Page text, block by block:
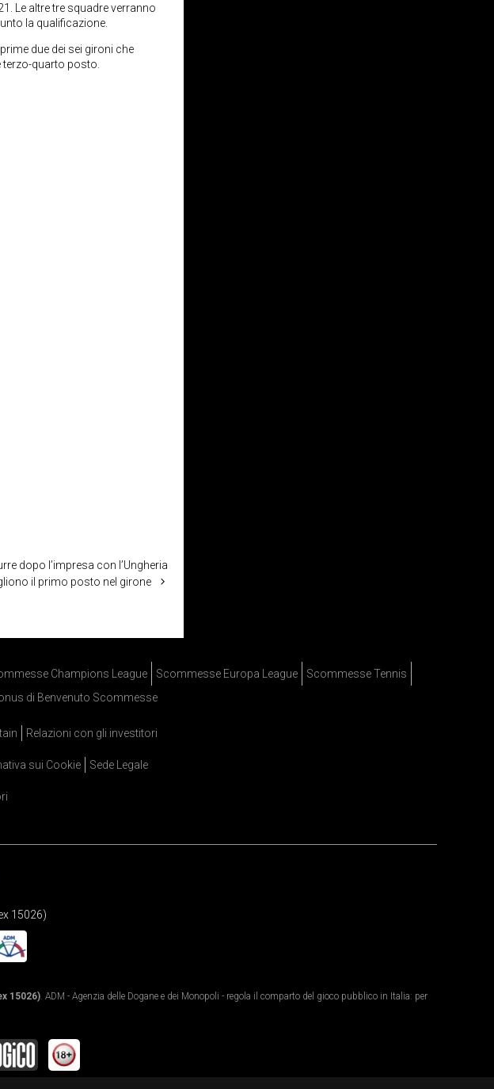
Le altre tre squadre verranno
la qualificazione.
due dei sei gironi che
quarto posto.
dopo l’impresa con l’Ungheria
il primo posto nel girone
Champions League Scommesse Europa League
Scommesse Tennis
di Benvenuto Scommesse
Relazioni con gli investitori
sui Cookie Sede Legale
15026)
15026). ADM - Agenzia delle Dogane e dei Monopoli - regola il comparto del gioco pubblico in Italia: per